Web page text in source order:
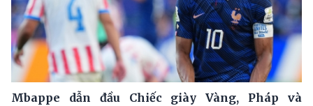
Mbappe dẫn đầu Chiếc giày Vàng, Pháp và